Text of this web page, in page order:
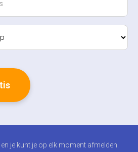
je kunt je op elk moment afmelden.